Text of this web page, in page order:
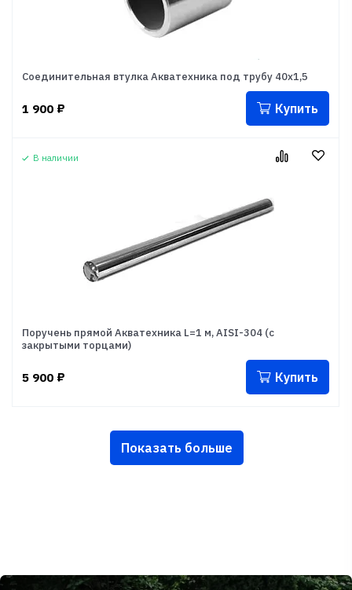
Соединительная втулка Акватехника под трубу 40х1,5
1 900 ₽ Купить
В наличии
Поручень прямой Акватехника L=1 м, AISI-304 (с
закрытыми торцами)
5 900 ₽ Купить
Показать больше